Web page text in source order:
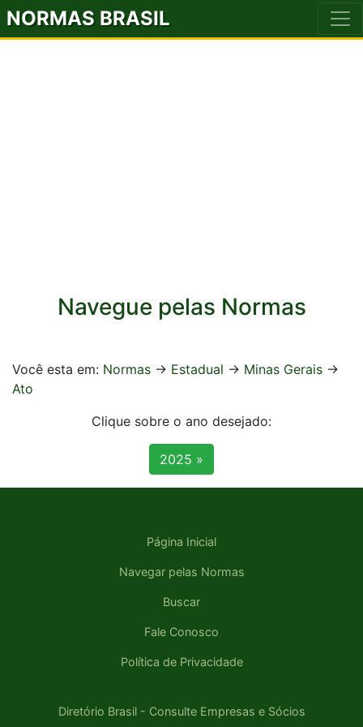
NORMAS BRASIL
Navegue pelas Normas
Você esta em: Normas -> Estadual -> Minas Gerais ->
Ato
Clique sobre o ano desejado:
2025 »
Página Inicial
Navegar pelas Normas
Buscar
Fale Conosco
Política de Privacidade
Diretório Brasil - Consulte Empresas e Sócios